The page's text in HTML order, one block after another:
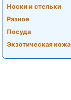
Носки и стельки
Разное
Посуда
Экзотическая кожа